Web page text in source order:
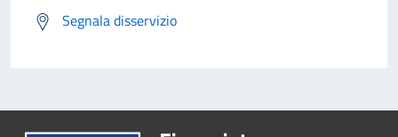
Segnala disservizio